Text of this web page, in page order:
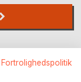
Fortrolighedspolitik